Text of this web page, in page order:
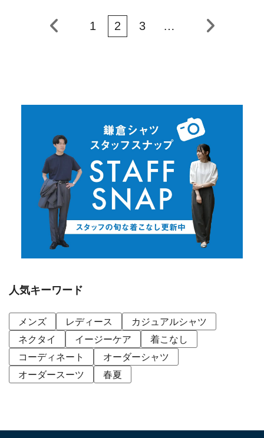
1 2 3 …
人気キーワード
メンズ レディース
カジュアルシャツ
ネクタイ
イージーケア
着こなし
コーディネート
オーダーシャツ
オーダースーツ
春夏